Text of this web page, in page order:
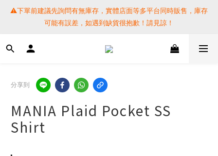
⚠️下單前建議先詢問有無庫存，實體店面等多平台同時販售，庫存
可能有誤差，如遇到缺貨很抱歉！請見諒！
⚠️下單前建議先詢問有無庫存，實體店面等多平台同時販售，庫存
可能有誤差，如遇到缺貨很抱歉！請見諒！
SF EXPRESS WORLD SHIPPING
提醒各位⚠️下單後寄出，請務必在時間內完成取貨才是乖寶寶呦~
如未取貨必須支付運費! 謝謝
⚠️下單前建議先詢問有無庫存，實體店面等多平台同時販售，庫存
分享到
MANIA Plaid Pocket SS
Shirt